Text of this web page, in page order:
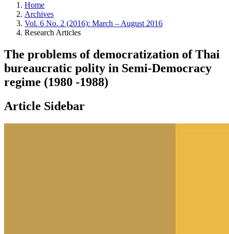
Home
Archives
Vol. 6 No. 2 (2016): March – August 2016
Research Articles
The problems of democratization of Thai
bureaucratic polity in Semi-Democracy
regime (1980 -1988)
Article Sidebar